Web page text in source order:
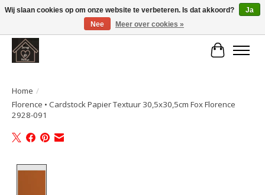
Large selection of products and fast shipping!
Home /
Florence • Cardstock Papier Textuur 30,5x30,5cm Fox Florence
2928-091
Wij slaan cookies op om onze website te verbeteren. Is dat akkoord?
Ja
Nee
Meer over cookies »